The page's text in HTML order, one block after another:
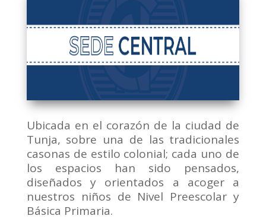
Ubicada en el corazón de la ciudad de
Tunja, sobre una de las tradicionales
casonas de estilo colonial; cada uno de
los espacios han sido pensados,
diseñados y orientados a acoger a
nuestros niños de Nivel Preescolar y
Básica Primaria.